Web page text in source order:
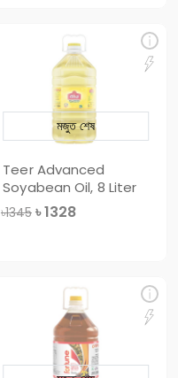
Teer Advanced
Soyabean Oil, 8 Liter
৳1345 ৳1328
মজুত শেষ